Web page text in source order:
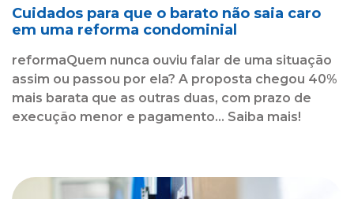
Cuidados para que o barato não saia caro
em uma reforma condominial
reformaQuem nunca ouviu falar de uma situação
assim ou passou por ela? A proposta chegou 40%
mais barata que as outras duas, com prazo de
execução menor e pagamento... Saiba mais!